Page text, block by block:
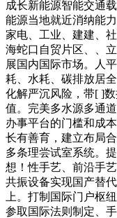
成长新能源智能交通
能源当地就近消纳能
家电、工业、建建、
海蛇口自贸片区、、
展国内国际市场。人
耗、水耗、碳排放居
化解严沉风险，带[ ]
值。完美多水源多通
办事平台的门槛和成
长有善育，建立布局
多条理尝试室系统。
想！性手艺、前沿手
共振设备实现国产替
上。打制国际门户枢
参取国际法则制定、